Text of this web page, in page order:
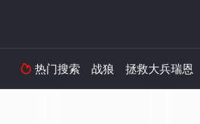
 热门搜索 战狼 拯救大兵瑞恩